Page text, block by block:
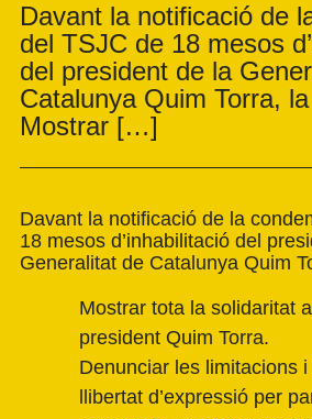
Davant la notificació de
del TSJC de 18 mesos
del president de la
Catalunya Quim Torra,
Mostrar […]
Davant la notificació de la
18 mesos d’inhabilitació del
Generalitat de Catalunya Quim
Mostrar tota la solidaritat
president Quim Torra.
Denunciar les limitacions
llibertat d’expressió per